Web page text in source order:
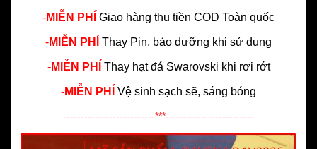
-MIỄN PHÍ Giao hàng thu tiền COD Toàn quốc
-MIỄN PHÍ Thay Pin, bảo dưỡng khi sử dụng
-MIỄN PHÍ Thay hạt đá Swarovski khi rơi rớt
-MIỄN PHÍ Vệ sinh sạch sẽ, sáng bóng
--------------------------***-------------------------